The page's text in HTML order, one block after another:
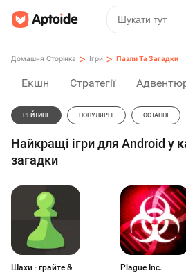
Домашня Сторінка > Ігри > Пазли Та Загадки
Екшн Стратегії
РЕЙТИНГ ПОПУЛЯРНІ ОСТАННІ
Найкращі ігри для Android у
загадки
Шахи · грайте &
Plague Inc.